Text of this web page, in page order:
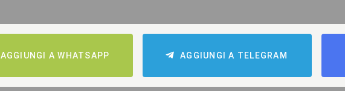
AGGIUNGI A WHATSAPP AGGIUNGI A TELEGRAM